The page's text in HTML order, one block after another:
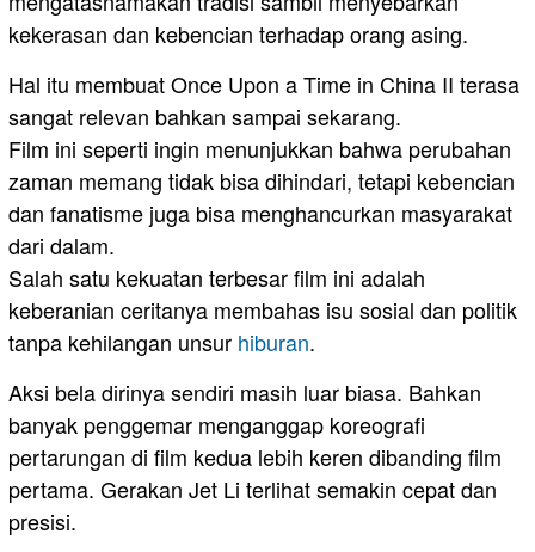
kekerasan dan kebencian terhadap orang asing.
Hal itu membuat Once Upon a Time in China II terasa
sangat relevan bahkan sampai sekarang.
Film ini seperti ingin menunjukkan bahwa perubahan
zaman memang tidak bisa dihindari, tetapi kebencian
dan fanatisme juga bisa menghancurkan masyarakat
dari dalam.
Salah satu kekuatan terbesar film ini adalah
keberanian ceritanya membahas isu sosial dan politik
tanpa kehilangan unsur hiburan.
Aksi bela dirinya sendiri masih luar biasa. Bahkan
banyak penggemar menganggap koreografi
pertarungan di film kedua lebih keren dibanding film
pertama. Gerakan Jet Li terlihat semakin cepat dan
presisi.